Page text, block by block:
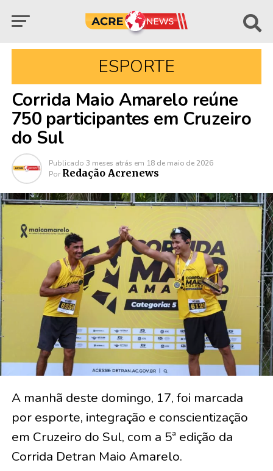
ESPORTE
Corrida Maio Amarelo reúne
750 participantes em Cruzeiro
do Sul
Publicado 3 meses atrás em 18 de maio de 2026
Por Redação Acrenews
A manhã deste domingo, 17, foi marcada
por esporte, integração e conscientização
em Cruzeiro do Sul, com a 5ª edição da
Corrida Detran Maio Amarelo.